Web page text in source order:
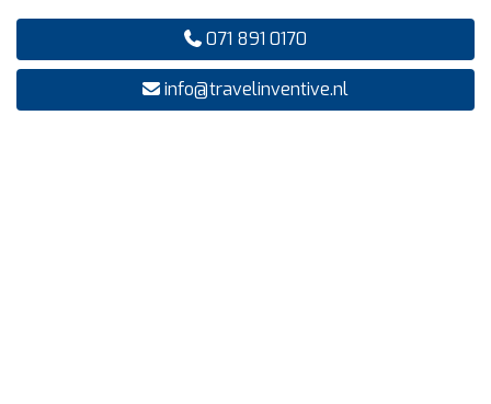
071 891 0170
info@travelinventive.nl